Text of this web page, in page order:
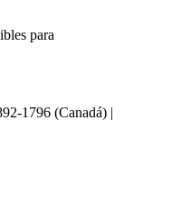
para
1796 (Canadá) |